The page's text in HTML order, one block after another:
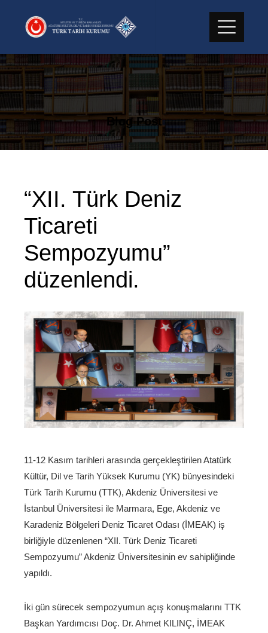
Blog Post
“XII. Türk Deniz
Ticareti
Sempozyumu”
düzenlendi.
11-12 Kasım tarihleri arasında gerçekleştirilen Atatürk
Kültür, Dil ve Tarih Yüksek Kurumu (YK) bünyesindeki
Türk Tarih Kurumu (TTK), Akdeniz Üniversitesi ve
İstanbul Üniversitesi ile Marmara, Ege, Akdeniz ve
Karadeniz Bölgeleri Deniz Ticaret Odası (İMEAK) iş
birliğiyle düzenlenen “XII. Türk Deniz Ticareti
Sempozyumu” Akdeniz Üniversitesinin ev sahipliğinde
yapıldı.
İki gün sürecek sempozyumun açış konuşmalarını TTK
Başkan Yardımcısı Doç. Dr. Ahmet KILINÇ, İMEAK